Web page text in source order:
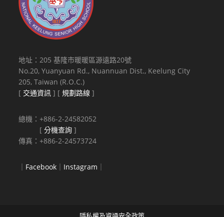
地址：205 基隆市暖暖區源遠路20號
No.20, Yuanyuan Rd., Nuannuan Dist., Keelung City
205, Taiwan (R.O.C.)
[ 交通資訊 ] [規劃路線 ]
總機：+886-2-24582052
[分機查詢 ]
傳真：+886-2-24573724
｜ Facebook ｜ Instagram ｜